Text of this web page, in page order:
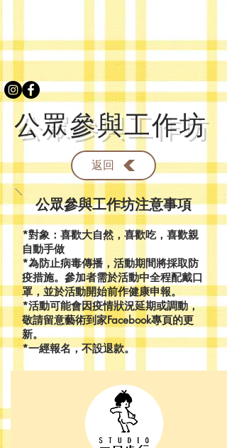
​公眾參與工作坊
返回
公眾參與工作坊注意事項
*對象：喜歡大自然，喜歡吃，喜歡親
自動手做
*為防止病毒傳播，活動期間將採取防
疫措施。參加者需於活動中全程配戴口
罩，並於活動開始前作健康申報。
*活動可能會因疫情狀況延期或調動，
敬請留意藝術到家Facebook專頁的更
新。
*一經報名，不設退款。